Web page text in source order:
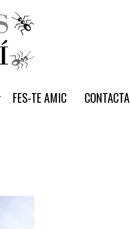
FES-TE AMIC CONTACTA